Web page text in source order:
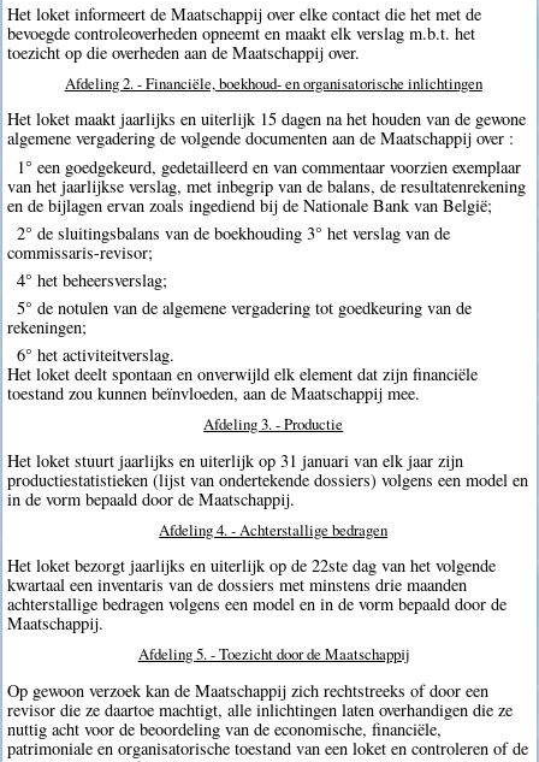
Het loket informeert de Maatschappij over elke contact die het met de
bevoegde controleoverheden opneemt en maakt elk verslag m.b.t. het
toezicht op die overheden aan de Maatschappij over.
Afdeling 2. - Financiële, boekhoud- en organisatorische inlichtingen
Het loket maakt jaarlijks en uiterlijk 15 dagen na het houden van de gewone
algemene vergadering de volgende documenten aan de Maatschappij over :
1° een goedgekeurd, gedetailleerd en van commentaar voorzien exemplaar
van het jaarlijkse verslag, met inbegrip van de balans, de resultatenrekening
en de bijlagen ervan zoals ingediend bij de Nationale Bank van België;
2° de sluitingsbalans van de boekhouding 3° het verslag van de
commissaris-revisor;
4° het beheersverslag;
5° de notulen van de algemene vergadering tot goedkeuring van de
rekeningen;
6° het activiteitverslag.
Het loket deelt spontaan en onverwijld elk element dat zijn financiële
toestand zou kunnen beïnvloeden, aan de Maatschappij mee.
Afdeling 3. - Productie
Het loket stuurt jaarlijks en uiterlijk op 31 januari van elk jaar zijn
productiestatistieken (lijst van ondertekende dossiers) volgens een model en
in de vorm bepaald door de Maatschappij.
Afdeling 4. - Achterstallige bedragen
Het loket bezorgt jaarlijks en uiterlijk op de 22ste dag van het volgende
kwartaal een inventaris van de dossiers met minstens drie maanden
achterstallige bedragen volgens een model en in de vorm bepaald door de
Maatschappij.
Afdeling 5. - Toezicht door de Maatschappij
Op gewoon verzoek kan de Maatschappij zich rechtstreeks of door een
revisor die ze daartoe machtigt, alle inlichtingen laten overhandigen die ze
nuttig acht voor de beoordeling van de economische, financiële,
patrimoniale en organisatorische toestand van een loket en controleren of de